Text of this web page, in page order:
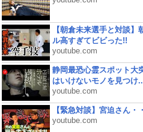
【朝倉未来選手と対談
ル高すぎてビビった!!
youtube.com
静岡最恐心霊スポット大
はいけないモノを見つけ
youtube.com
【緊急対談】宮迫さん・
youtube.com